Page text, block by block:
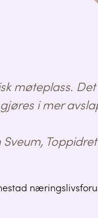
møteplass.
i mer
Sveum,